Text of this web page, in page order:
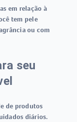
em relação à
tem pele
ou com
seu
de produtos
diários.